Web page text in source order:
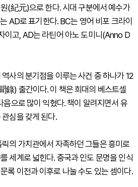
(紀元)으로 한다. 시대 구분에서 예수가
AD로 표기한다. BC는 영어 비포 크라이
고, AD는 라틴어 아노 도미니(Anno D
사의 분기점을 이루는 사건 중 하나가 12
) 출간이다. 이 책은 희대의 베스트셀
음으로 많이 익혔다. 책이 알려지면서 유
심을 갖게 된다.
의 가치관에서 자족하던 그들은 흥미로
세계로 넓힌다. 중국과 인도 문명을 인식
록 이전과 이후로 나눌 수도 있는 셈이다.